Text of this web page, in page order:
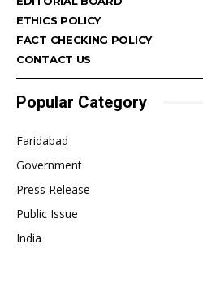
ETHICS POLICY
FACT CHECKING POLICY
CONTACT US
Popular Category
Faridabad
Government
Press Release
Public Issue
India